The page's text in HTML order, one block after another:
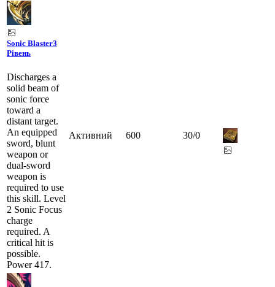
Sonic Blaster3
Рівень
Discharges a
solid beam of
sonic force
toward a
distant target.
An equipped
sword, blunt
weapon or
dual-sword
weapon is
required to use
this skill. Level
2 Sonic Focus
charge
required. A
critical hit is
possible.
Power 417.
Активний 600 30/0